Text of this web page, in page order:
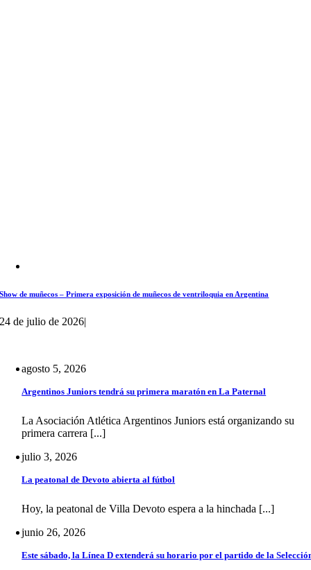
Show de muñecos – Primera exposición de muñecos de ventriloquia en Argentina
24 de julio de 2026|
agosto 5, 2026
Argentinos Juniors tendrá su primera maratón en La Paternal
La Asociación Atlética Argentinos Juniors está organizando su
primera carrera [...]
julio 3, 2026
La peatonal de Devoto abierta al fútbol
Hoy, la peatonal de Villa Devoto espera a la hinchada [...]
junio 26, 2026
Este sábado, la Línea D extenderá su horario por el partido de la